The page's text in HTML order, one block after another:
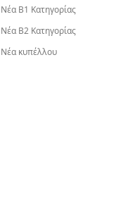
Νέα Β1 Κατηγορίας
Νέα Β2 Κατηγορίας
Νέα κυπέλλου